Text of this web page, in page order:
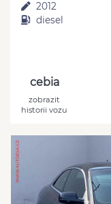
2012
diesel
cebia
zobrazit
historii vozu